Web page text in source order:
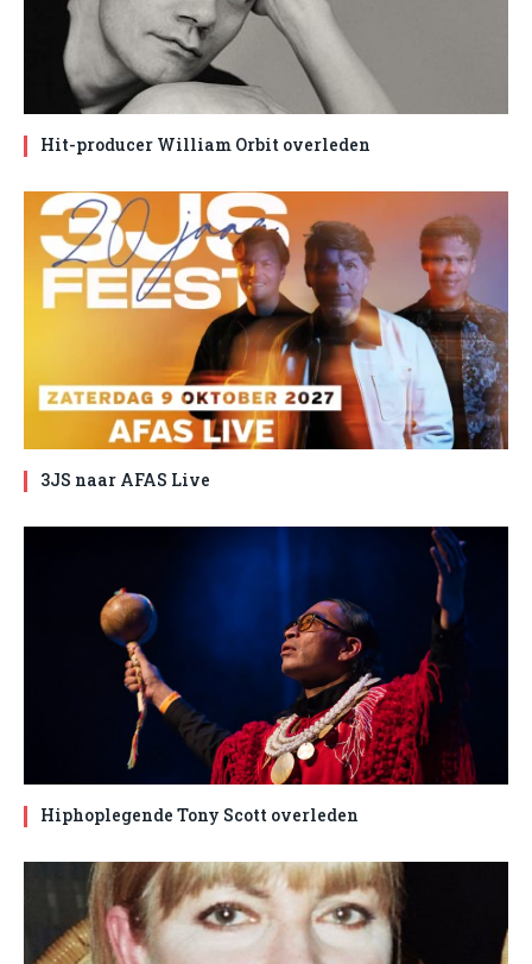
Hit-producer William Orbit overleden
3JS naar AFAS Live
Hiphoplegende Tony Scott overleden